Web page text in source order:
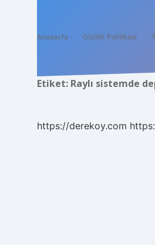
Anasayfa Gizlilik Politikası
Etiket: Raylı sistemde
https://derekoy.com